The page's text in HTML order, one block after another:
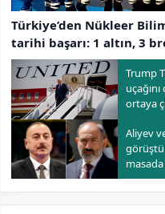
Türkiye’den Nükleer
tarihi başarı: 1 altın, 3
Trump
ortaya
Aliyev
masada